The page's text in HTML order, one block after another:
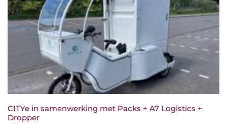
CITYe in samenwerking met Packs + A7 Logistics +
Dropper